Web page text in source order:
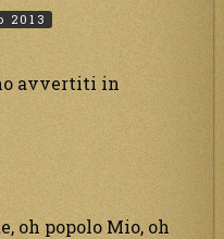
2013
avvertiti in
oh popolo Mio, oh